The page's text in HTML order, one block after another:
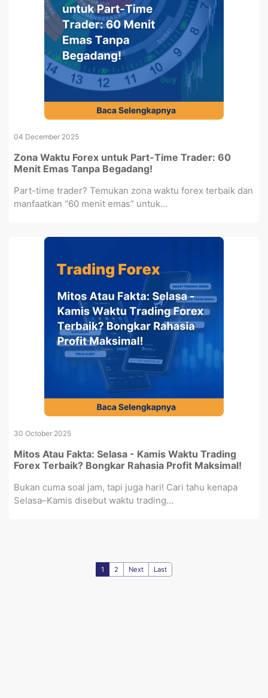
04 December 2025
Zona Waktu Forex untuk Part-Time Trader: 60
Menit Emas Tanpa Begadang!
Part-time trader? Temukan zona waktu forex terbaik dan
manfaatkan “60 menit emas” untuk...
30 October 2025
Mitos Atau Fakta: Selasa - Kamis Waktu Trading
Forex Terbaik? Bongkar Rahasia Profit Maksimal!
Bukan cuma soal jam, tapi juga hari! Cari tahu kenapa
Selasa–Kamis disebut waktu trading...
1 2 Next Last